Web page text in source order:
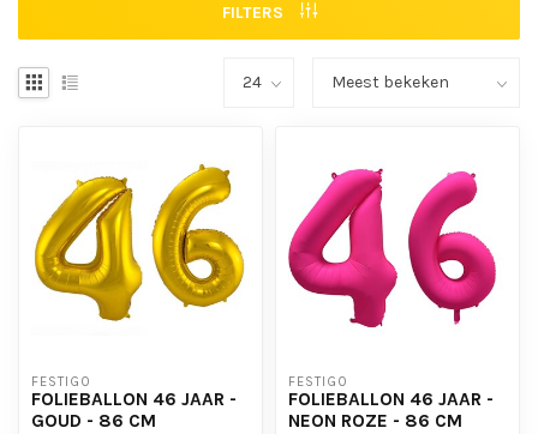
FILTERS
FESTIGO
FOLIEBALLON 46 JAAR -
GOUD - 86 CM
FESTIGO
FOLIEBALLON 46 JAAR -
NEON ROZE - 86 CM